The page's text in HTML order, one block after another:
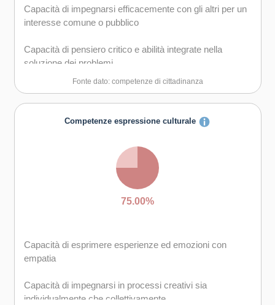
Capacità di essere proattivi e lungimiranti
Capacità di coraggio e perseveranza nel raggiungimento
Capacità di motivare gli altri e valorizzare le loro idee, di
Capacità di impegnarsi efficacemente con gli altri per un
interesse comune o pubblico
Capacità di pensiero critico e abilità integrate nella
soluzione dei problemi
Fonte dato: competenze di cittadinanza
Competenze espressione culturale
75.00%
Capacità di esprimere esperienze ed emozioni con
empatia
Capacità di impegnarsi in processi creativi sia
individualmente che collettivamente